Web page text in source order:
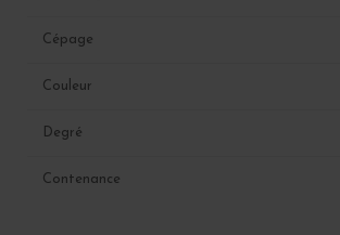
Cépage
Couleur
Degré
Contenance